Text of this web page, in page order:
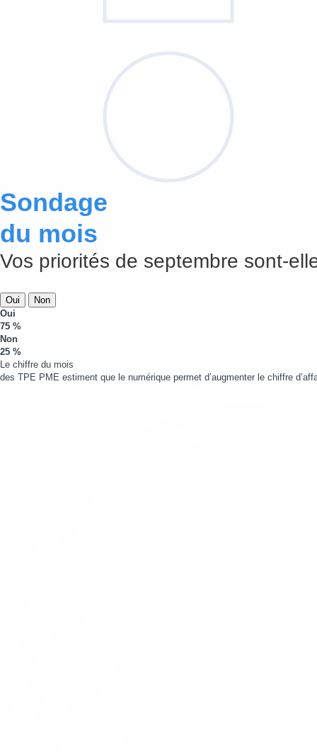
Sondage
du mois
Vos priorités de septembre sont-
Oui
Non
Oui
75 %
Non
25 %
Le chiffre du mois
des TPE PME estiment que le numérique permet d’augmenter le chiffre